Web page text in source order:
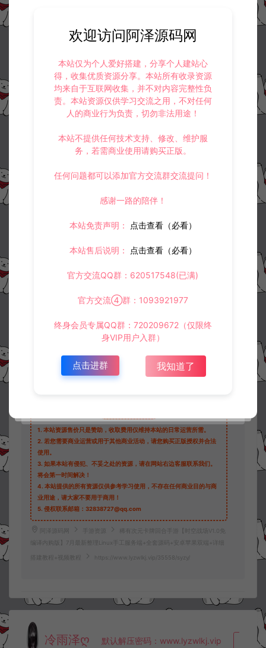
此资源下载价格为 30 登录
1. 本站资源售价只是赞助，收取费用仅维持本站的日常运营所需。
2. 若您需要商业运营或用于其他商业活动，请您购买正版授权并合法
使用。
3. 如果本站有侵犯、不妥之处的资源，请在网站右边客服联系我们。
将会第一时间解决！
4. 本站提供的所有资源仅供参考学习使用，不存在任何商业目的与商
业用途，请大家不要用于商用！
5. 侵权联系邮箱：32838727@qq.com
阿泽源码网 手游资源
稀有次元卡牌回合手游【时空战场V1.0免
编译内购版】7月最新整理Linux手工服务端+全套源码+安卓苹果双端+详细
搭建教程+视频教程 https://www.lyzwlkj.vip/35558/syzy/
冷雨泽ღ 默认解压密码：www.lyzwlkj.vip 复
欢迎访问阿泽源码网
本站仅为个人爱好搭建，分享个人建站心
得，收集优质资源分享。本站所有收录资源
均来自于互联网收集，并不对内容完整性负
责。本站资源仅供学习交流之用，不对任何
人的商业行为负责，切勿非法用途！
本站不提供任何技术支持、修改、维护服
务，若需商业使用请购买正版。
任何问题都可以添加官方交流群交流提问！
感谢一路的陪伴！
本站免责声明： 点击查看（必看）
本站售后说明： 点击查看（必看）
官方交流QQ群：620517548(已满)
官方交流④群：1093921977
终身会员专属QQ群：720209672（仅限终
身VIP用户入群）
点击进群 我知道了